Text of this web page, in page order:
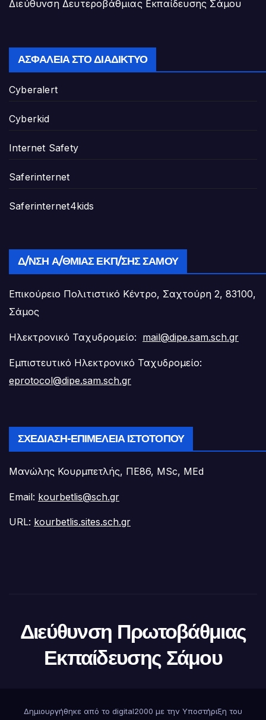
Διεύθυνση Δευτεροβάθμιας Εκπαίδευσης Σάμου
ΑΣΦΆΛΕΙΑ ΣΤΟ ΔΙΑΔΊΚΤΥΟ
Cyberalert
Cyberkid
Internet Safety
Saferinternet
Saferinternet4kids
Δ/ΝΣΗ Α/ΘΜΙΑΣ ΕΚΠ/ΣΗΣ ΣΆΜΟΥ
Επικούρειο Πολιτιστικό Κέντρο, Σαχτούρη 2, 83100,
Σάμος
Ηλεκτρονικό Ταχυδρομείο: mail@dipe.sam.sch.gr
Εμπιστευτικό Ηλεκτρονικό Ταχυδρομείο:
eprotocol@dipe.sam.sch.gr
ΣΧΕΔΊΑΣΗ-ΕΠΙΜΈΛΕΙΑ ΙΣΤΟΤΌΠΟΥ
Μανώλης Κουρμπετλής, ΠΕ86, MSc, MEd
Email: kourbetlis@sch.gr
URL: kourbetlis.sites.sch.gr
Διεύθυνση Πρωτοβάθμιας
Εκπαίδευσης Σάμου
Δημιουργήθηκε από το digital2000 με την Υποστήριξη του